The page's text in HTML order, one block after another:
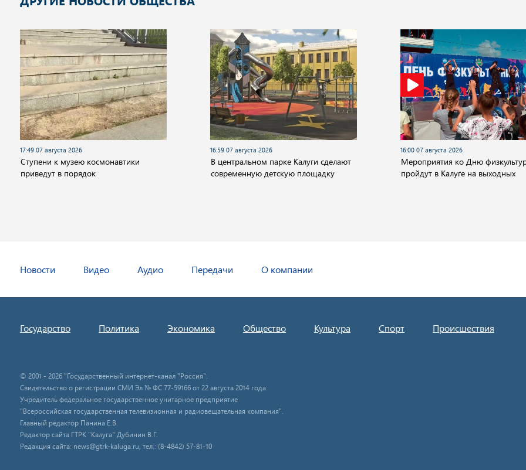
17:49 07 августа 2026
Cтупени к музею космонавтики
приведут в порядок
16:59 07 августа 2026
В центральном парке Калуги сделают
современную детскую площадку
16:00 07 августа 2026
Мероприятия ко Дню
пройдут в Калуге на выходных
Новости Видео Аудио Передачи О компании
Государство Политика Экономика Общество Культура Спорт Происшествия
© 2001 - 2026 "Государственный интернет-канал "Россия".
Свидетельство о регистрации СМИ Эл № ФС 77-59166 от 22 августа 2014 года.
Учредитель федеральное государственное унитарное предприятие
"Всероссийская государственная телевизионная и радиовещательная компания".
Главный редактор Панина Е.В.
Редактор сайта ГТРК "Калуга" Дубинин В.Г.
Редакция сайта: news@gtrk-kaluga.ru, тел.: (8-4842) 57-81-10